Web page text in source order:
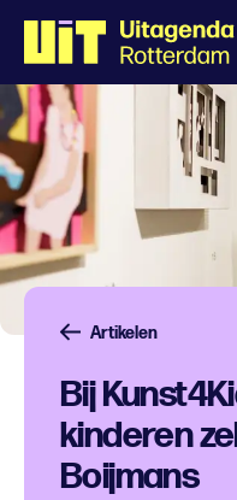
Artikelen
Bij
kinderen
Boijmans